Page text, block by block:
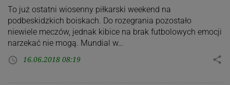
To już ostatni wiosenny piłkarski weekend na
podbeskidzkich boiskach. Do rozegrania pozostało
niewiele meczów, jednak kibice na brak futbolowych emocji
narzekać nie mogą. Mundial w…
access_time 16.06.2018 08:19 share